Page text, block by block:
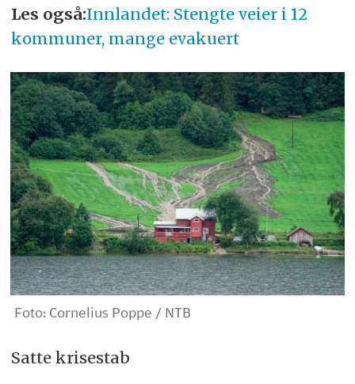
Les også:Innlandet: Stengte veier i 12
kommuner, mange evakuert
Foto: Cornelius Poppe / NTB
Satte krisestab